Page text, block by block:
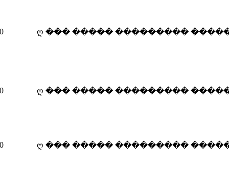
ღ ��� �����
0
12-07-2010
08:21 PM
ღ ��� �����
0
12-07-2010
08:19 PM
ღ ��� �����
0
12-07-2010
08:13 PM